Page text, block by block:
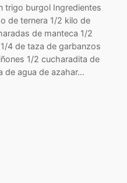
trigo burgol Ingredientes
de ternera 1/2 kilo de
de manteca 1/2
4 de taza de garbanzos
1/2 cucharadita de
de agua de azahar…